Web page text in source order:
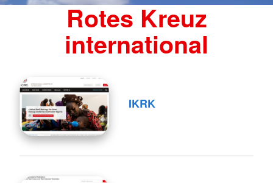
Rotes Kreuz
international
IKRK